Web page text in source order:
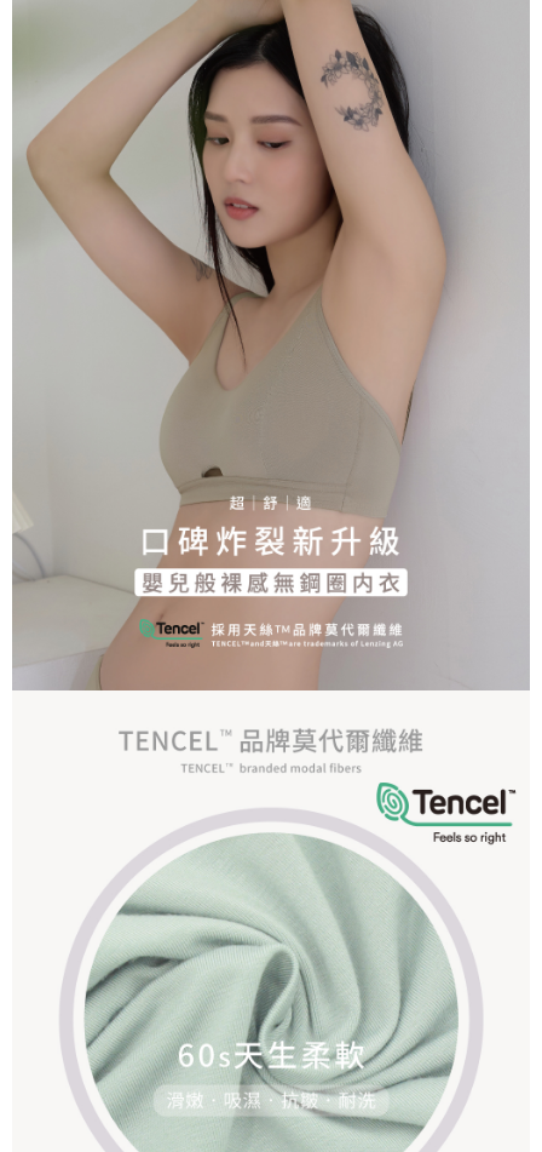
mendapatkan kebenaran daripada ibu bapa atau penjaga yang sah
untuk menggunakan AFTEE.
Sila hubungi NP Taiwan Inc. dics_tw@netprotections.co.jp
mempunyai sebarang kebimbangan mengenai pemprosesan dan
penggunaan pada data peribadi. Jika anda tidak bersetuju dengan data
peribadi yang disenaraikan seperti di atas akan dikumpul dan digunakan
oleh AFTEE, sila jangan gunakan perkhidmatan ini.